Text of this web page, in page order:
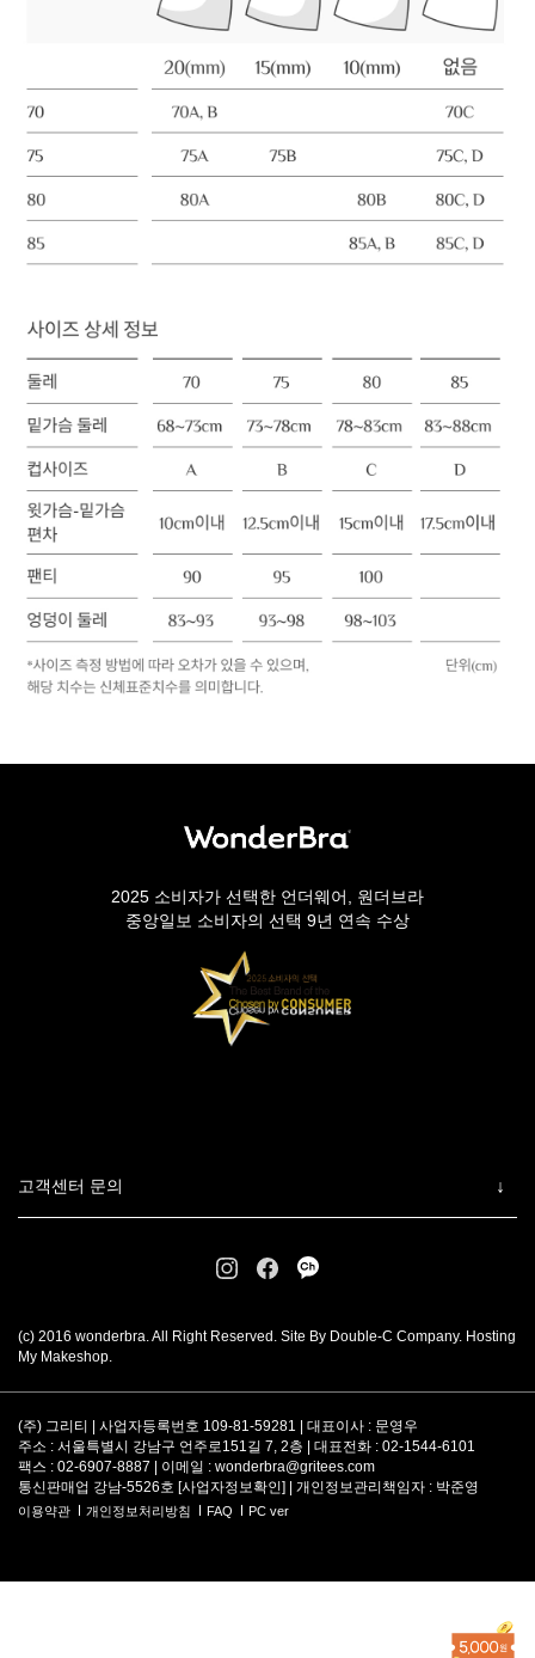
2025 소비자가 선택한 언더웨어, 원더브라
중앙일보 소비자의 선택 9년 연속 수상
고객센터 문의
(c) 2016 wonderbra. All Right Reserved. Site By Double-C Company. Hosting
My Makeshop.
(주) 그리티 | 사업자등록번호 109-81-59281 | 대표이사 : 문영우
주소 : 서울특별시 강남구 언주로151길 7, 2층 | 대표전화 : 02-1544-6101
팩스 : 02-6907-8887 | 이메일 : wonderbra@gritees.com
통신판매업 강남-5526호 [사업자정보확인] | 개인정보관리책임자 : 박준영
이용약관 개인정보처리방침 FAQ PC ver